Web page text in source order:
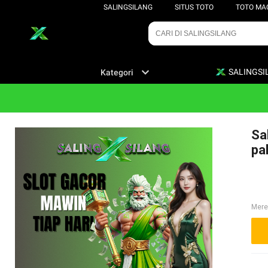
SALINGSILANG SITUS TOTO TOTO
Kategori